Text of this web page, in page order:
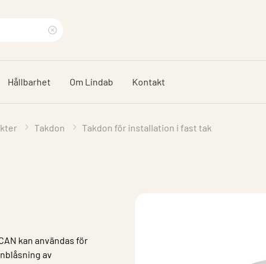
sökfras
Hållbarhet Om Lindab Kontakt
Takdon Takdon för installation i fast tak
kan användas för
av